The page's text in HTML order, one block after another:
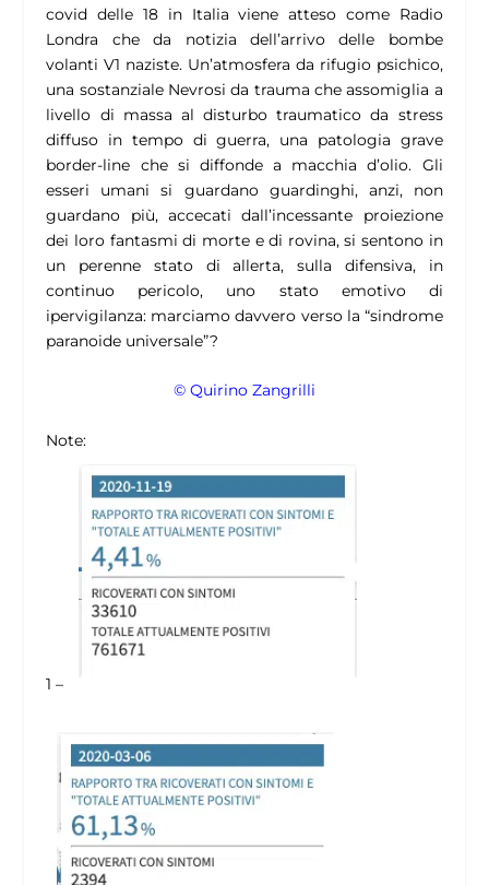
covid delle 18 in Italia viene atteso come Radio
Londra che da notizia dell’arrivo delle bombe
volanti V1 naziste. Un’atmosfera da rifugio psichico,
una sostanziale Nevrosi da trauma che assomiglia a
livello di massa al disturbo traumatico da stress
diffuso in tempo di guerra, una patologia grave
border-line che si diffonde a macchia d’olio. Gli
esseri umani si guardano guardinghi, anzi, non
guardano più, accecati dall’incessante proiezione
dei loro fantasmi di morte e di rovina, si sentono in
un perenne stato di allerta, sulla difensiva, in
continuo pericolo, uno stato emotivo di
ipervigilanza: marciamo davvero verso la “sindrome
paranoide universale”?
© Quirino Zangrilli
Note:
1 –